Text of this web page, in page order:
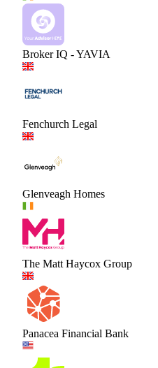
Broker IQ - YAVIA
Fenchurch Legal
Glenveagh Homes
The Matt Haycox Group
Panacea Financial Bank